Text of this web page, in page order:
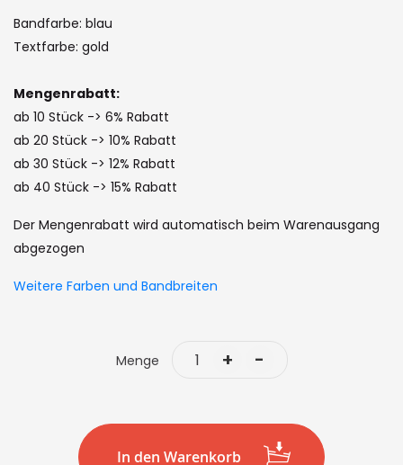
the
images
gallery
Bandfarbe: blau
Textfarbe: gold
Mengenrabatt:
ab 10 Stück -> 6% Rabatt
ab 20 Stück -> 10% Rabatt
ab 30 Stück -> 12% Rabatt
ab 40 Stück -> 15% Rabatt
Der Mengenrabatt wird automatisch beim Warenausgang
abgezogen
Weitere Farben und Bandbreiten
Menge -
+
In den Warenkorb